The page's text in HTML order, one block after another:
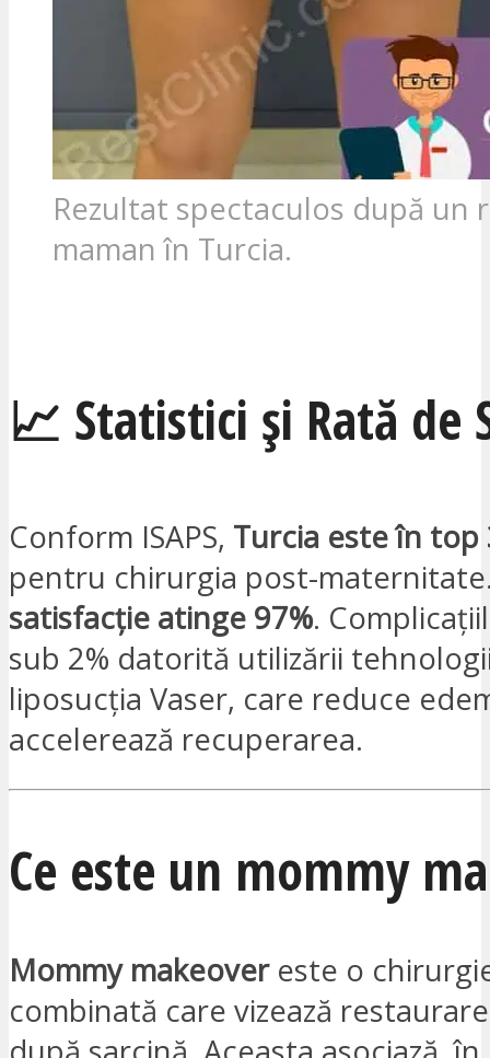
Rezultat spectaculos după un
maman în Turcia.
📈 Statistici și Rată de
Conform ISAPS, Turcia este în top
pentru chirurgia post-
satisfacție atinge 97%.
sub 2% datorită utilizării
liposucția Vaser, care reduce
accelerează recuperarea.
Ce este un mommy
Mommy makeovereste o
combinată care vizează